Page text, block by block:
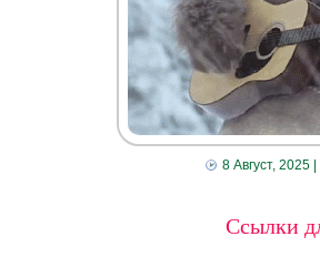
8 Август, 2025|
Ссылки